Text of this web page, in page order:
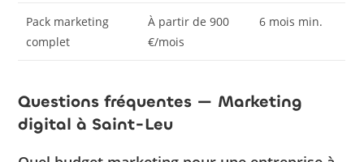
Pack marketing
complet
À partir de 900
€/mois
6 mois min.
Questions fréquentes — Marketing
digital à Saint-Leu